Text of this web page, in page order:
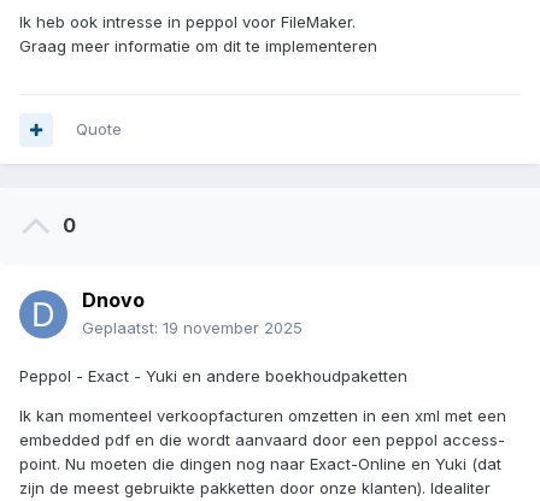
Dit gebeurt buiten Filemaker-toepassingen om.
Mijn eerste piste was: via FM het UBL-document aanmaken
en dit aan de boekhouder van de klant doorsturen.
Ik heb ook intresse in peppol voor FileMaker.
Graag meer informatie om dit te implementeren
Quote
0
Dnovo
Geplaatst: 19 november 2025
Peppol - Exact - Yuki en andere boekhoudpaketten
Ik kan momenteel verkoopfacturen omzetten in een xml met een
embedded pdf en die wordt aanvaard door een peppol access-
point. Nu moeten die dingen nog naar Exact-Online en Yuki (dat
zijn de meest gebruikte pakketten door onze klanten). Idealiter